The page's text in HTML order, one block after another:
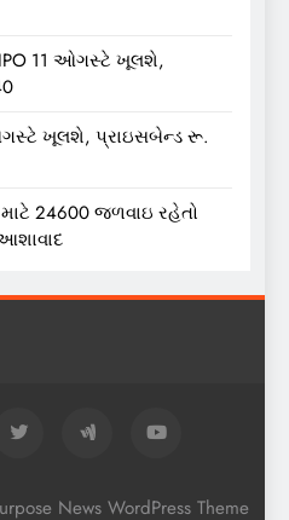
IPO 11 ઓગસ્ટે ખૂલશે,
ખૂલશે, પ્રાઇસબેન્ડ રૂ.
માટે 24600 જળવાઇ રહેતો
News WordPress Theme